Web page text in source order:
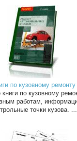
по кузовному ремонту
по кузовному
работам,
точки кузова. ...